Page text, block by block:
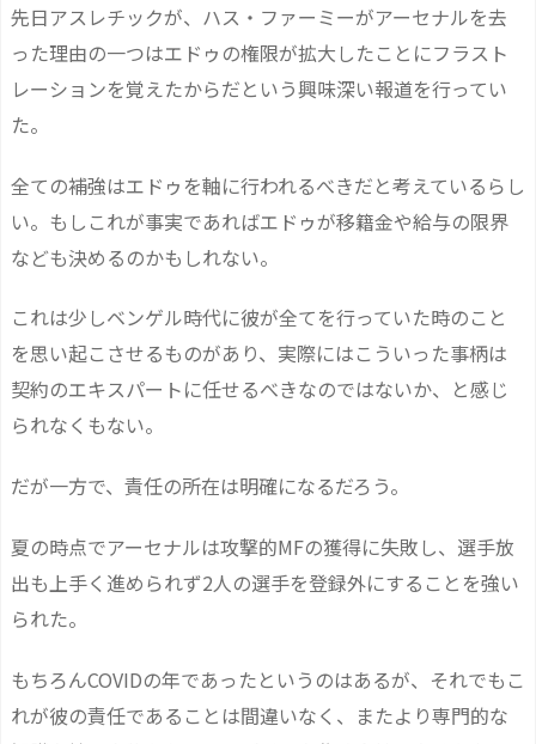
先日アスレチックが、ハス・ファーミーがアーセナルを去
った理由の一つはエドゥの権限が拡大したことにフラスト
レーションを覚えたからだという興味深い報道を行ってい
た。
全ての補強はエドゥを軸に行われるべきだと考えているらし
い。もしこれが事実であればエドゥが移籍金や給与の限界
なども決めるのかもしれない。
これは少しベンゲル時代に彼が全てを行っていた時のこと
を思い起こさせるものがあり、実際にはこういった事柄は
契約のエキスパートに任せるべきなのではないか、と感じ
られなくもない。
だが一方で、責任の所在は明確になるだろう。
夏の時点でアーセナルは攻撃的MFの獲得に失敗し、選手放
出も上手く進められず2人の選手を登録外にすることを強い
られた。
もちろんCOVIDの年であったというのはあるが、それでもこ
れが彼の責任であることは間違いなく、またより専門的な